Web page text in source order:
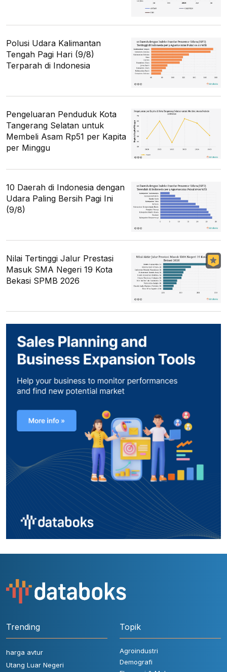
Polusi Udara Kalimantan
Tengah Pagi Hari (9/8)
Terparah di Indonesia
Pengeluaran Penduduk Kota
Tangerang Selatan untuk
Membeli Asam Rp51 per Kapita
per Minggu
10 Daerah di Indonesia dengan
Udara Paling Bersih Pagi Ini
(9/8)
Nilai Tertinggi Jalur Prestasi
Masuk SMA Negeri 19 Kota
Bekasi SPMB 2026
Trending
harga avtur
Utang Luar Negeri
Topik
Agroindustri
Demografi